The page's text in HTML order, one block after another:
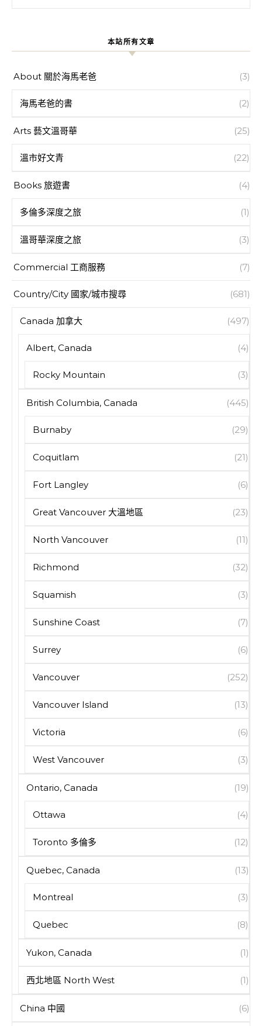
本站所有文章
About 關於海馬老爸 (3)
海馬老爸的書 (2)
Arts 藝文溫哥華 (25)
溫市好文青 (22)
Books 旅遊書 (4)
多倫多深度之旅 (1)
溫哥華深度之旅 (3)
Commercial 工商服務 (7)
Country/City 國家/城市搜尋 (681)
Canada 加拿大 (497)
Albert, Canada (4)
Rocky Mountain (3)
British Columbia, Canada (445)
Burnaby (29)
Coquitlam (21)
Fort Langley (6)
Great Vancouver 大溫地區 (23)
North Vancouver (11)
Richmond (32)
Squamish (3)
Sunshine Coast (7)
Surrey (6)
Vancouver (252)
Vancouver Island (13)
Victoria (6)
West Vancouver (3)
Ontario, Canada (19)
Ottawa (4)
Toronto 多倫多 (12)
Quebec, Canada (13)
Montreal (3)
Quebec (8)
Yukon, Canada (1)
西北地區 North West (1)
China 中國 (6)